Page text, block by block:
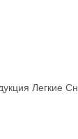
Легкие